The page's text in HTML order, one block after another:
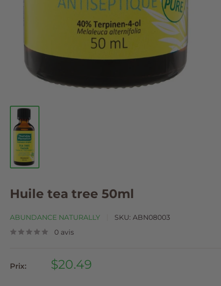
Huile tea tree 50ml
ABUNDANCE NATURALLY SKU: ABN08003
0 avis
Prix:
Prix
$20.49